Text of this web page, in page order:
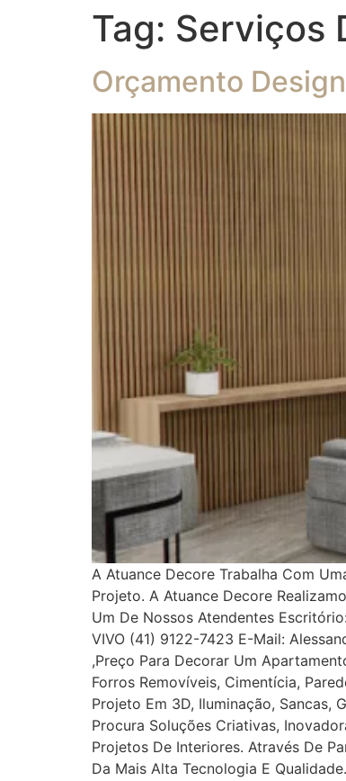
Tag: Serviços
Orçamento
A Atuance Decore Trabalha Com
Projeto. A Atuance Decore
Um De Nossos Atendentes
VIVO (41) 9122-7423 E-Mail:
,Preço Para Decorar Um
Forros Removíveis, Cimentícia,
Projeto Em 3D, Iluminação, Sancas,
Procura Soluções Criativas,
Projetos De Interiores. Através De
Da Mais Alta Tecnologia E